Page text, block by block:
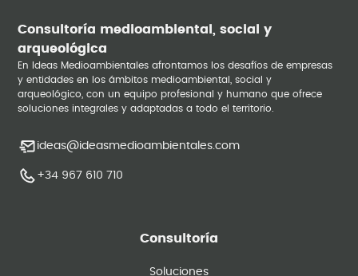
Consultoría medioambiental, social y
arqueológica
En Ideas Medioambientales afrontamos los desafíos de empresas
y entidades en los ámbitos medioambiental, social y
arqueológico, con un equipo profesional y humano que ofrece
soluciones integrales y adaptadas a todo el territorio.
ideas@ideasmedioambientales.com
+34 967 610 710
Consultoría
Soluciones